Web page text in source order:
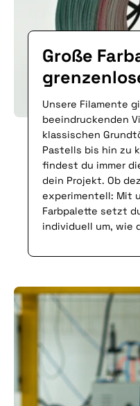
Große
Unsere Filamente
beeindruckenden
klassischen
Pastells bis hin zu
findest du immer
dein Projekt. Ob
experimentell: Mit
Farbpalette setzt
individuell um, wie